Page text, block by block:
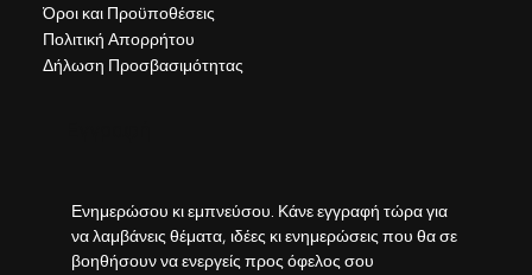
Όροι και Προϋποθέσεις
Πολιτική Απορρήτου
Δήλωση Προσβασιμότητας
Ενημερώσου κι εμπνεύσου. Κάνε εγγραφή τώρα για
να λαμβάνεις θέματα, ιδέες κι ενημερώσεις που θα σε
βοηθήσουν να ενεργείς προς όφελος σου